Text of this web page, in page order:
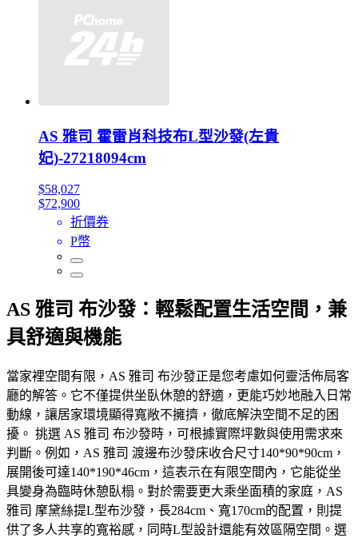
AS 雅司 霍雷肖科技布L型沙發(左貴
妃)-27218094cm
$58,027
$72,900
折價券
P幣
AS 雅司 布沙發：輕鬆配置生活空間，兼
具舒適與機能
當家裡空間有限，AS 雅司 布沙發正是您考慮如何靈活佈局客
廳的解答。它不僅提供坐臥休憩的舒適，更能巧妙地融入日常
動線，讓居家環境顯得寬敞不擁擠，徹底解決空間不足的困
擾。 挑選 AS 雅司 布沙發時，可根據實際坪數與使用需求來
判斷。例如，AS 雅司 渡邊布沙發床收合尺寸140*90*90cm，
展開後可達140*190*46cm，這表示在有限空間內，它能從坐
具變身為臨時休憩臥榻。對於需要更大乘坐面積的家庭，AS
雅司 摩黛絲提L型布沙發，長284cm、寬170cm的配置，則提
供了多人共享的寬裕感，同時L型設計還能有效區隔空間。選